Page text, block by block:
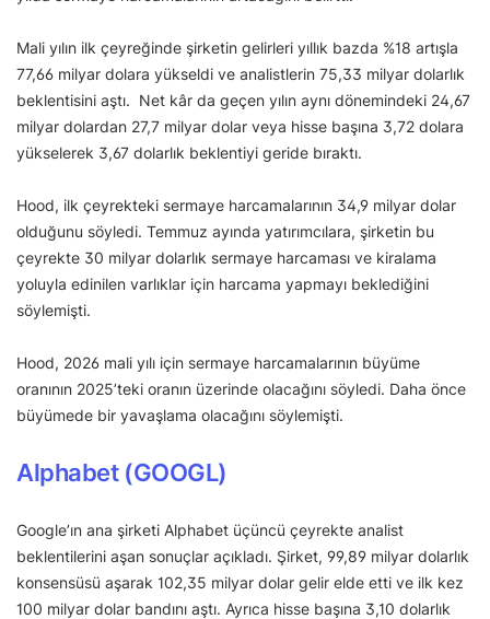
Mali yılın ilk çeyreğinde şirketin gelirleri yıllık bazda %18 artışla
77,66 milyar dolara yükseldi ve analistlerin 75,33 milyar dolarlık
beklentisini aştı. Net kâr da geçen yılın aynı dönemindeki 24,67
milyar dolardan 27,7 milyar dolar veya hisse başına 3,72 dolara
yükselerek 3,67 dolarlık beklentiyi geride bıraktı.
Hood, ilk çeyrekteki sermaye harcamalarının 34,9 milyar dolar
olduğunu söyledi. Temmuz ayında yatırımcılara, şirketin bu
çeyrekte 30 milyar dolarlık sermaye harcaması ve kiralama
yoluyla edinilen varlıklar için harcama yapmayı beklediğini
söylemişti.
Hood, 2026 mali yılı için sermaye harcamalarının büyüme
oranının 2025’teki oranın üzerinde olacağını söyledi. Daha önce
büyümede bir yavaşlama olacağını söylemişti.
Alphabet(GOOGL)
Google’ın ana şirketi Alphabet üçüncü çeyrekte analist
beklentilerini aşan sonuçlar açıkladı. Şirket, 99,89 milyar dolarlık
konsensüsü aşarak 102,35 milyar dolar gelir elde etti ve ilk kez
100 milyar dolar bandını aştı. Ayrıca hisse başına 3,10 dolarlık